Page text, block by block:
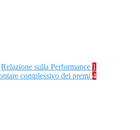
Relazione sulla Performance 1
complessivo dei premi 4